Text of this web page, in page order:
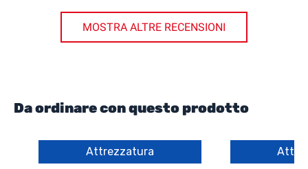
MOSTRA ALTRE RECENSIONI
Da ordinare con questo prodotto
Attrezzatura